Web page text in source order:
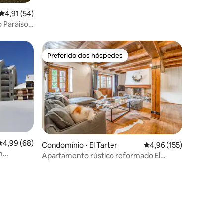
de uma avaliação média de 5, 54 avaliações
4,91 (54)
hóspedes
de uma avaliação média de 5, 68 avaliações
4,99 (68)
Preferido dos hóspedes
Preferido dos hóspedes
Condomínio ⋅ El Tarter 4,96 de uma avaliação
4,96 (155)
Apartamento rústico reformado El